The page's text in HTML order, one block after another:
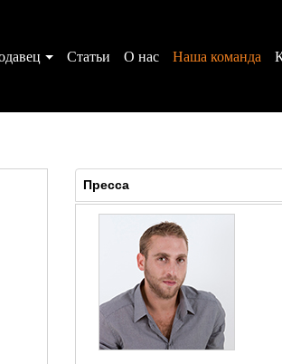
Статьи О нас Наша команда
Пресса